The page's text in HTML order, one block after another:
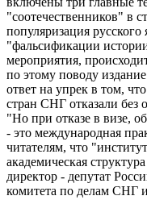
"соотечественников" в
популяризация
"фальсификации
мероприятия,
по этому поводу
ответ на упрек в том,
стран СНГ отказали без
"Но при отказе в визе,
- это международная
читателям, что
академическая
директор - депутат
комитета по делам СНГ